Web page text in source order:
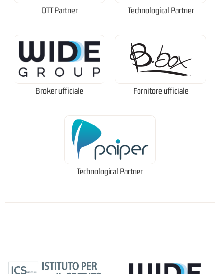
OTT Partner Technological Partner
Broker ufficiale Fornitore ufficiale
Technological Partner